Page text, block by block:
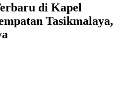
di Kapel
Tasikmalaya,